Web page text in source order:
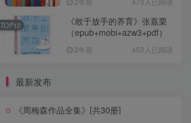
《敢于放手的养育》张嘉栗
（epub+mobi+azw3+pdf）
2年前 453人已阅读
TOP10
最新发布
《周梅森作品全集》[共30册]